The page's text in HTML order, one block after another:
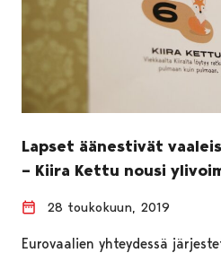
Lapset äänestivät
– Kiira Kettu nousi
28 toukokuun, 2019
Eurovaalien yhteydessä